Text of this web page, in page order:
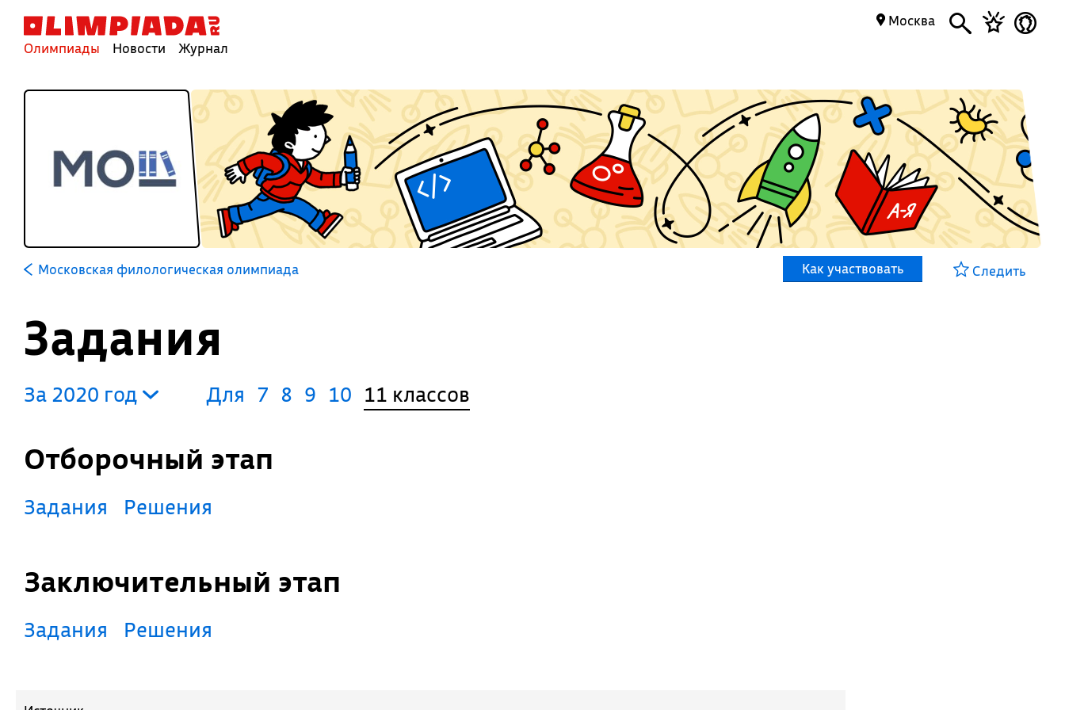
Олимпиады Новости Журнал
Москва
Московская филологическая олимпиада Как участвовать Следить
Задания
За 2020 год Для 7 8 9 10 11 классов
Отборочный этап
Задания Решения
Заключительный этап
Задания Решения